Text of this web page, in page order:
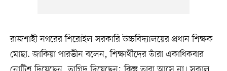
রাজশাহী নগরের শিরোইল সরকারি উচ্চবিদ্যালয়ের প্রধান শিক্ষক
মোছা. জাকিয়া পারভীন বলেন, শিক্ষার্থীদের তাঁরা একাধিকবার